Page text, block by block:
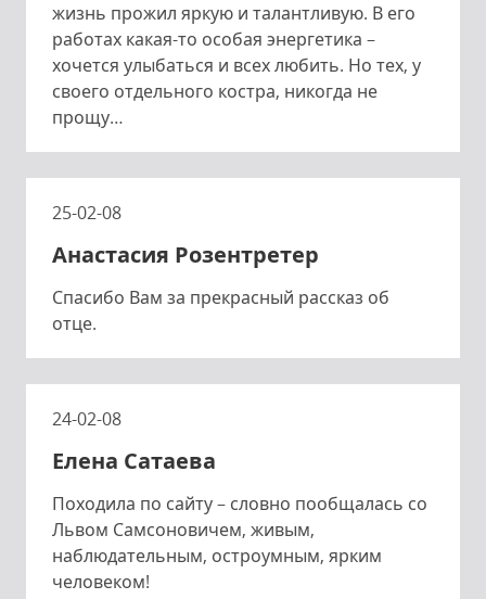
жизнь прожил яркую и талантливую. В его
работах какая-то особая энергетика –
хочется улыбаться и всех любить. Но тех, у
своего отдельного костра, никогда не
прощу…
25-02-08
Анастасия Розентретер
Спасибо Вам за прекрасный рассказ об
отце.
24-02-08
Елена Сатаева
Походила по сайту – словно пообщалась со
Львом Самсоновичем, живым,
наблюдательным, остроумным, ярким
человеком!